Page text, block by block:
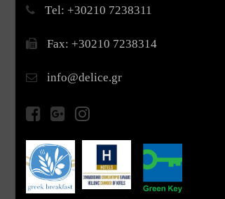
Τel: +30210 7238311
Fax: +30210 7238314
info@delice.gr